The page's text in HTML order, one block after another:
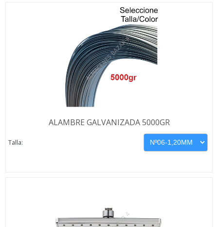
ALAMBRE GALVANIZADA 5000GR
Talla: